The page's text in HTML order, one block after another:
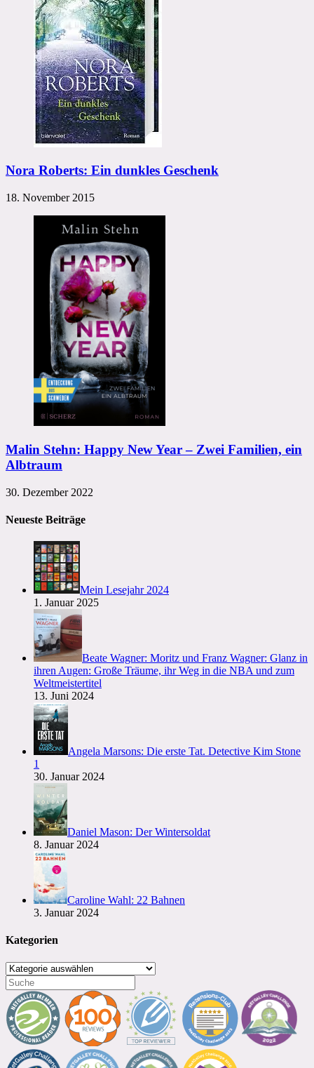
Nora Roberts: Ein dunkles Geschenk
18. November 2015
Malin Stehn: Happy New Year – Zwei Familien, ein
Albtraum
30. Dezember 2022
Neueste Beiträge
Mein Lesejahr 2024
1. Januar 2025
Beate Wagner: Moritz und Franz Wagner: Glanz in
ihren Augen: Große Träume, ihr Weg in die NBA und zum
Weltmeistertitel
13. Juni 2024
Angela Marsons: Die erste Tat. Detective Kim Stone
1
30. Januar 2024
Daniel Mason: Der Wintersoldat
8. Januar 2024
Caroline Wahl: 22 Bahnen
3. Januar 2024
Kategorien
Kategorien